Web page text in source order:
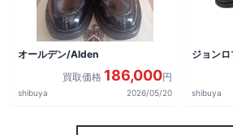
オールデン/Alden
買取価格 186,000円
shibuya 2026/05/20
ジョン
shibuya